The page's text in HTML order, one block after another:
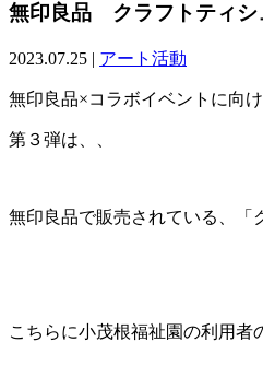
無印良品 クラフトティシ
2023.07.25 | アート活動
無印良品×コラボイベントに向
第３弾は、、
無印良品で販売されている、「
こちらに小茂根福祉園の利用者